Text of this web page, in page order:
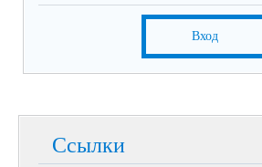
Вход
Ссылки